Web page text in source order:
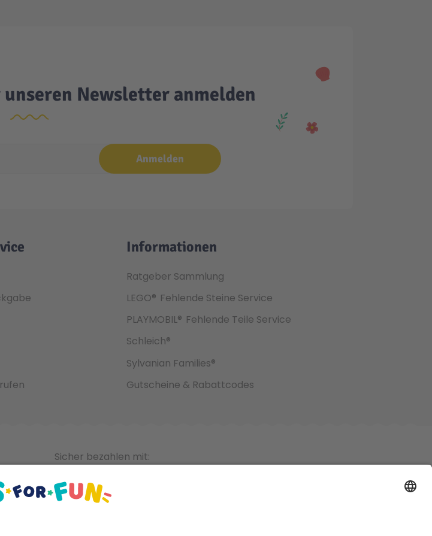
Newsletter anmelden
Anmelden
Informationen
Ratgeber Sammlung
LEGO® Fehlende Steine Service
PLAYMOBIL® Fehlende Teile Service
Schleich®
Sylvanian Families®
Gutscheine & Rabattcodes
Sicher bezahlen mit: